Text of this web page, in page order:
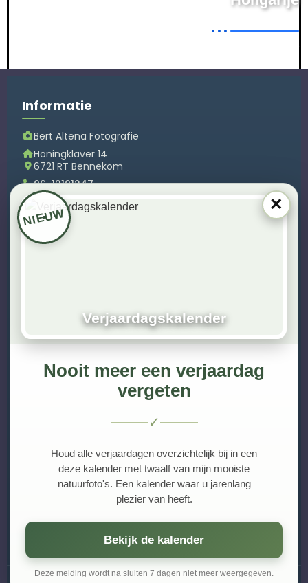
Mijn Reisgids Voor Natuurfotografie
×
NIEUW
Verjaardagskalender
Nooit meer een verjaardag
vergeten
✓
Houd alle verjaardagen overzichtelijk bij in een
deze kalender met twaalf van mijn mooiste
natuurfoto's. Een kalender waar u jarenlang
plezier van heeft.
Bekijk de kalender
Deze melding wordt na sluiten 7 dagen niet meer weergegeven.
Informatie
Bert Altena Fotografie
Honingklaver 14
6721 RT Bennekom
06-12101247
info@bertaltena.nl
KvK 66379164
Vogelwachteradriaan
Pixfactory
Vogelbescherming
Contact
Neem contact op
Fotoshoot aanvragen
Werk aan de Muur